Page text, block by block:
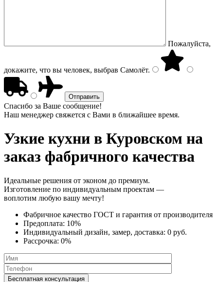
Пожалуйста,
докажите, что вы человек, выбрав Самолёт.
Спасибо за Ваше сообщение!
Наш менеджер свяжется с Вами в ближайшее время.
Узкие кухни в Куровском на
заказ фабричного качества
Идеальные решения от эконом до премиум.
Изготовление по индивидуальным проектам —
воплотим любую вашу мечту!
Фабричное качество ГОСТ и гарантия от производителя
Предоплата: 10%
Индивидуальный дизайн, замер, доставка: 0 руб.
Рассрочка: 0%